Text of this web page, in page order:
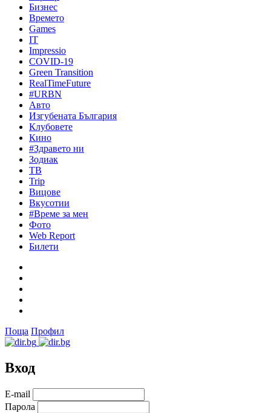
Бизнес
Времето
Games
IT
Impressio
COVID-19
Green Transition
RealTimeFuture
#URBN
Авто
Изгубената България
Клубовете
Кино
#Здравето ни
Зодиак
ТВ
Trip
Вицове
Вкусотии
#Време за мен
Фото
Web Report
Билети
Поща Профил
Вход
Е-mail
Парола